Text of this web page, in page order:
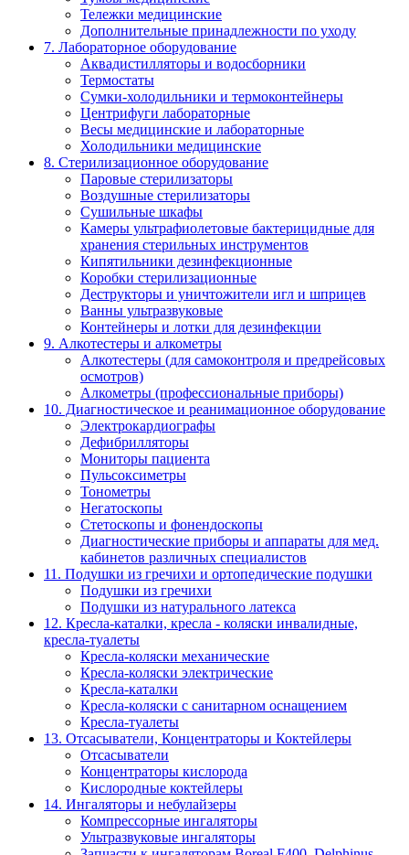
Тележки медицинские
Дополнительные принадлежности по уходу
7. Лабораторное оборудование
Аквадистилляторы и водосборники
Термостаты
Сумки-холодильники и термоконтейнеры
Центрифуги лабораторные
Весы медицинские и лабораторные
Холодильники медицинские
8. Стерилизационное оборудование
Паровые стерилизаторы
Воздушные стерилизаторы
Сушильные шкафы
Камеры ультрафиолетовые бактерицидные для
хранения стерильных инструментов
Кипятильники дезинфекционные
Коробки стерилизационные
Деструкторы и уничтожители игл и шприцев
Ванны ультразвуковые
Контейнеры и лотки для дезинфекции
9. Алкотестеры и алкометры
Алкотестеры (для самоконтроля и предрейсовых
осмотров)
Алкометры (профессиональные приборы)
10. Диагностическое и реанимационное оборудование
Электрокардиографы
Дефибрилляторы
Мониторы пациента
Пульсоксиметры
Тонометры
Негатоскопы
Стетоскопы и фонендоскопы
Диагностические приборы и аппараты для мед.
кабинетов различных специалистов
11. Подушки из гречихи и ортопедические подушки
Подушки из гречихи
Подушки из натурального латекса
12. Кресла-каталки, кресла - коляски инвалидные,
кресла-туалеты
Кресла-коляски механические
Кресла-коляски электрические
Кресла-каталки
Кресла-коляски с санитарном оснащением
Кресла-туалеты
13. Отсасыватели, Концентраторы и Коктейлеры
Отсасыватели
Концентраторы кислорода
Кислородные коктейлеры
14. Ингаляторы и небулайзеры
Компрессорные ингаляторы
Ультразвуковые ингаляторы